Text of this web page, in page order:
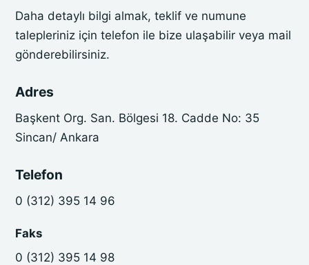
Daha detaylı bilgi almak, teklif ve numune
talepleriniz için telefon ile bize ulaşabilir veya mail
gönderebilirsiniz.
Adres
Başkent Org. San. Bölgesi 18. Cadde No: 35
Sincan/ Ankara
Telefon
0 (312) 395 14 96
Faks
0 (312) 395 14 98